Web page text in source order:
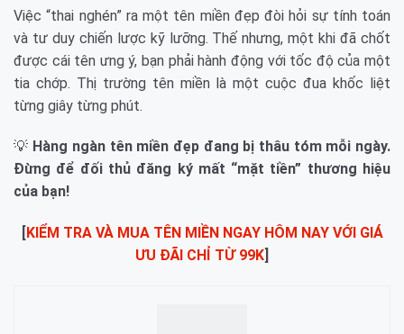
Việc “thai nghén” ra một tên miền đẹp đòi hỏi sự tính toán
và tư duy chiến lược kỹ lưỡng. Thế nhưng, một khi đã chốt
được cái tên ưng ý, bạn phải hành động với tốc độ của một
tia chớp. Thị trường tên miền là một cuộc đua khốc liệt
từng giây từng phút.
💡 Hàng ngàn tên miền đẹp đang bị thâu tóm mỗi ngày.
Đừng để đối thủ đăng ký mất “mặt tiền” thương hiệu
của bạn!
KIỂM TRA VÀ MUA TÊN MIỀN NGAY HÔM NAY VỚI GIÁ
ƯU ĐÃI CHỈ TỪ 99K